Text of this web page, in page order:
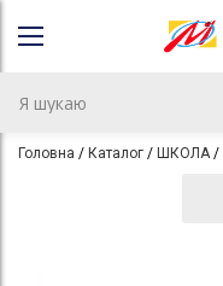
Головна Каталог ШКОЛА